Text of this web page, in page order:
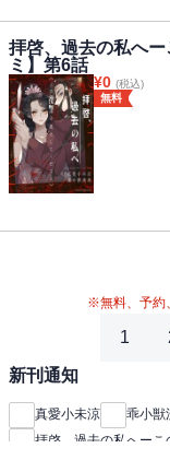
拝啓、過去の私へ
ミ】第6話
¥0 (税込)
無料
※無料、予約
1
新刊通知
真愛小未涼
乖小獣
拝啓、過去の私へーこ